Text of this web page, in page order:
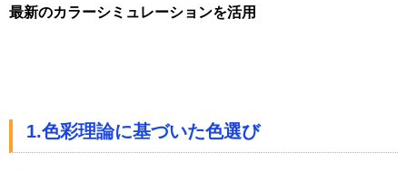
最新のカラーシミュレーションを活用
1.色彩理論に基づいた色選び